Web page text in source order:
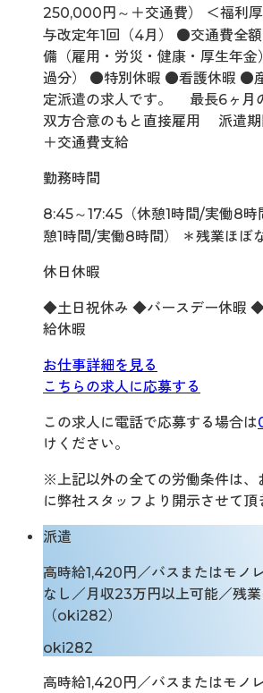
250,000円～＋交通費） ＜福利
与改定年1回（4月） ●交通費全
備（雇用・労災・健康・厚生年
過分） ●特別休暇 ●看護休暇 ●
定派遣の求人です。 最長6ヶ月
双方合意のもと直接雇用 派遣期
＋交通費支給
勤務時間
8:45～17:45（休憩1時間/実働8時
憩1時間/実働8時間） ＊残業ほぼ
休日休暇
◆土日祝休み ◆バースデー休暇
給休暇
お仕事詳細を見る
こちらの求人に応募する
この求人に電話で応募する場合は
けください。
※上記以外の全ての労働条件は、
に弊社スタッフより開示させて頂
派遣
高時給1,420円／バスまたはモノ
なし／月収23万円以上可能／残業
（oki282）
oki282
高時給1,420円／バスまたはモノ